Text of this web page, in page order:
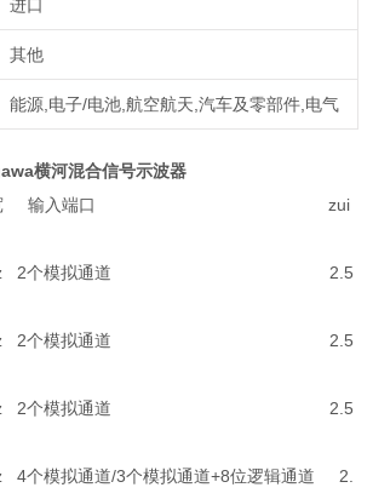
进口
其他
能源,电子/电池,航空航天,汽车及零部件,电气
横河混合信号示波器
率带宽 输入端口 zui
2个模拟通道 2.5
2个模拟通道 2.5
2个模拟通道 2.5
个模拟通道/3个模拟通道+8位逻辑通道 2.